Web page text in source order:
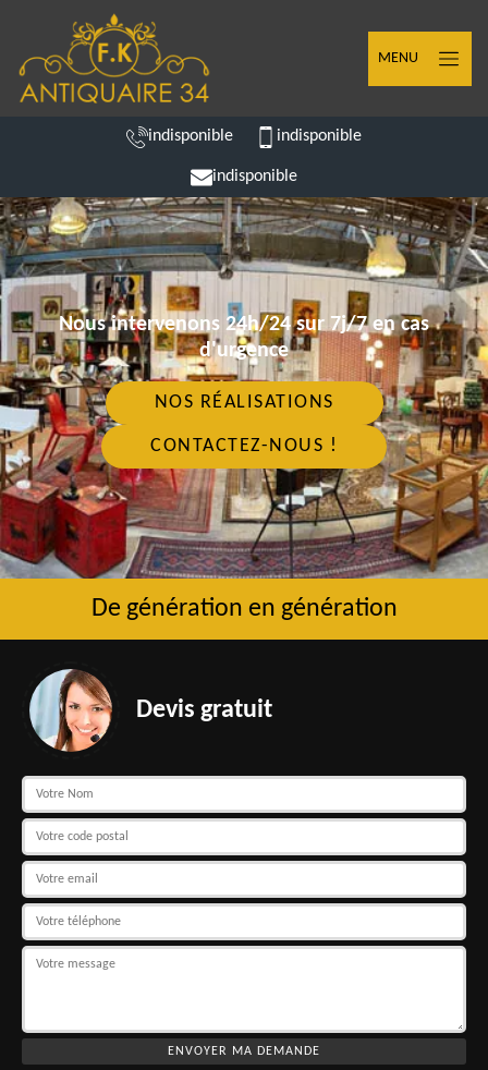
MENU
indisponible indisponible
indisponible
Nous intervenons 24h/24 sur 7j/7 en cas
d'urgence
NOS RÉALISATIONS
CONTACTEZ-NOUS !
De génération en génération
Devis gratuit